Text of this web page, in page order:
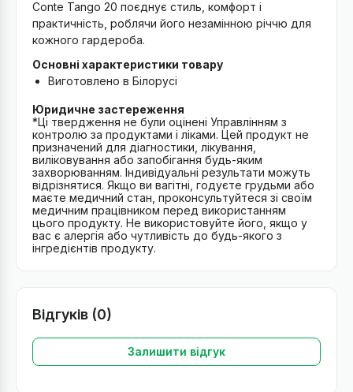
Conte Tango 20 поєднує стиль, комфорт і
практичність, роблячи його незамінною річчю для
кожного гардероба.
Основні характеристики товару
Виготовлено в Білорусі
Юридичне застереження
*Ці твердження не були оцінені Управлінням з
контролю за продуктами і ліками. Цей продукт не
призначений для діагностики, лікування,
виліковування або запобігання будь-яким
захворюванням. Індивідуальні результати можуть
відрізнятися. Якщо ви вагітні, годуєте грудьми або
маєте медичний стан, проконсультуйтеся зі своїм
медичним працівником перед використанням
цього продукту. Не використовуйте його, якщо у
вас є алергія або чутливість до будь-якого з
інгредієнтів продукту.
Відгуків (0)
Залишити відгук